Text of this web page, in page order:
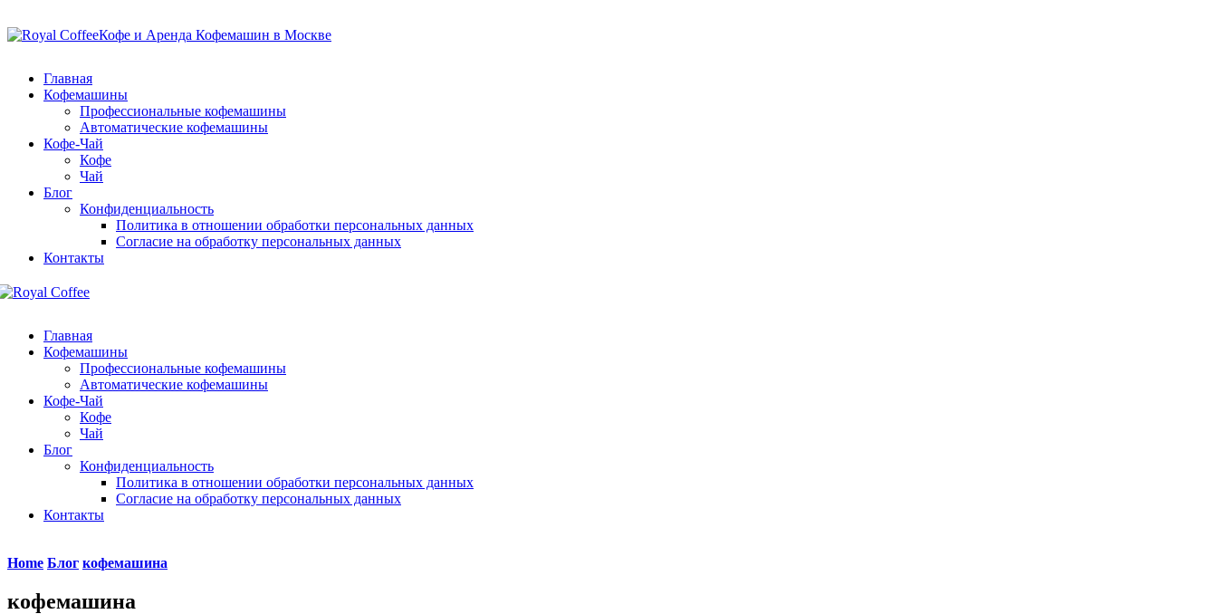
Кофе и Аренда Кофемашин в Москве
Главная
Кофемашины
Профессиональные кофемашины
Автоматические кофемашины
Кофе-Чай
Кофе
Чай
Блог
Конфиденциальность
Политика в отношении обработки персональных данных
Согласие на обработку персональных данных
Контакты
Главная
Кофемашины
Профессиональные кофемашины
Автоматические кофемашины
Кофе-Чай
Кофе
Чай
Блог
Конфиденциальность
Политика в отношении обработки персональных данных
Согласие на обработку персональных данных
Контакты
Home Блог кофемашина
кофемашина